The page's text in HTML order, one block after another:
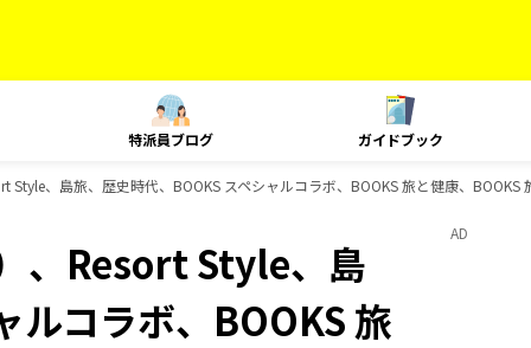
特派員ブログ ガイドブック
Style、島旅、歴史時代、BOOKS スペシャルコラボ、BOOKS 旅と健康、BOOKS
、Resort Style、島
ルコラボ、BOOKS 旅
AD